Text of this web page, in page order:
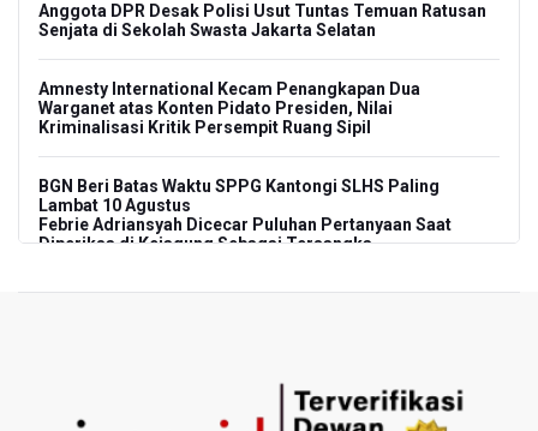
Anggota DPR Desak Polisi Usut Tuntas Temuan Ratusan
Senjata di Sekolah Swasta Jakarta Selatan
Amnesty International Kecam Penangkapan Dua
Warganet atas Konten Pidato Presiden, Nilai
Kriminalisasi Kritik Persempit Ruang Sipil
BGN Beri Batas Waktu SPPG Kantongi SLHS Paling
Lambat 10 Agustus
Febrie Adriansyah Dicecar Puluhan Pertanyaan Saat
Diperiksa di Kejagung Sebagai Tersangka
SEA V Cup 2026: Timnas Voli Putri Indonesia Menang
Lawan Vietnam 3-2